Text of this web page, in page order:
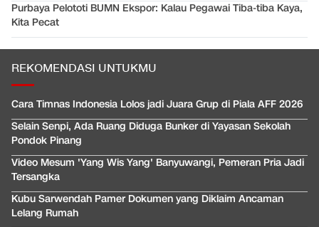
Purbaya Pelototi BUMN Ekspor: Kalau Pegawai Tiba-tiba Kaya,
Kita Pecat
REKOMENDASI UNTUKMU
Cara Timnas Indonesia Lolos jadi Juara Grup di Piala AFF 2026
Selain Senpi, Ada Ruang Diduga Bunker di Yayasan Sekolah
Pondok Pinang
Video Mesum 'Yang Wis Yang' Banyuwangi, Pemeran Pria Jadi
Tersangka
Kubu Sarwendah Pamer Dokumen yang Diklaim Ancaman
Lelang Rumah